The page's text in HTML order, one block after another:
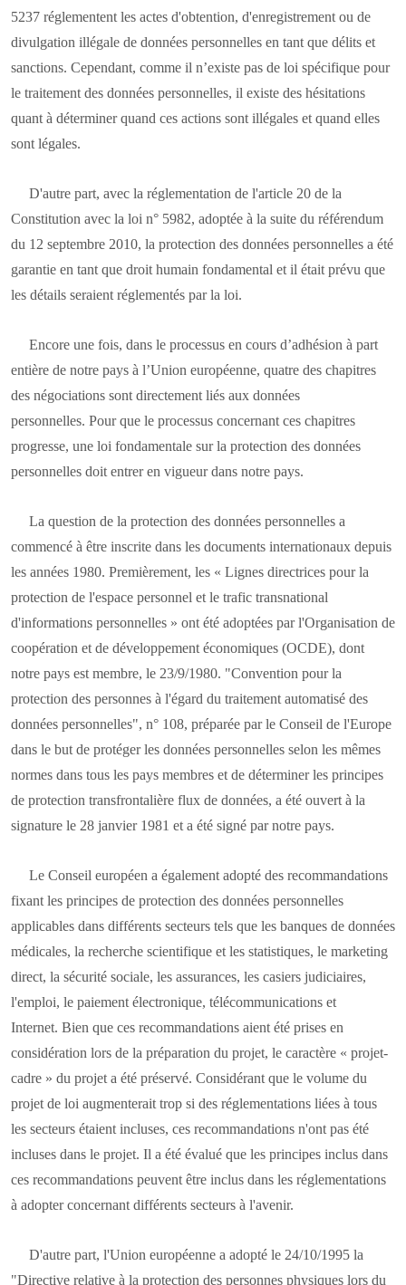
5237 réglementent les actes d'obtention, d'enregistrement ou de
divulgation illégale de données personnelles en tant que délits et
sanctions. Cependant, comme il n’existe pas de loi spécifique pour
le traitement des données personnelles, il existe des hésitations
quant à déterminer quand ces actions sont illégales et quand elles
sont légales.
D'autre part, avec la réglementation de l'article 20 de la
Constitution avec la loi n° 5982, adoptée à la suite du référendum
du 12 septembre 2010, la protection des données personnelles a été
garantie en tant que droit humain fondamental et il était prévu que
les détails seraient réglementés par la loi.
Encore une fois, dans le processus en cours d’adhésion à part
entière de notre pays à l’Union européenne, quatre des chapitres
des négociations sont directement liés aux données
personnelles. Pour que le processus concernant ces chapitres
progresse, une loi fondamentale sur la protection des données
personnelles doit entrer en vigueur dans notre pays.
La question de la protection des données personnelles a
commencé à être inscrite dans les documents internationaux depuis
les années 1980. Premièrement, les « Lignes directrices pour la
protection de l'espace personnel et le trafic transnational
d'informations personnelles » ont été adoptées par l'Organisation de
coopération et de développement économiques (OCDE), dont
notre pays est membre, le 23/9/1980. "Convention pour la
protection des personnes à l'égard du traitement automatisé des
données personnelles", n° 108, préparée par le Conseil de l'Europe
dans le but de protéger les données personnelles selon les mêmes
normes dans tous les pays membres et de déterminer les principes
de protection transfrontalière flux de données, a été ouvert à la
signature le 28 janvier 1981 et a été signé par notre pays.
Le Conseil européen a également adopté des recommandations
fixant les principes de protection des données personnelles
applicables dans différents secteurs tels que les banques de données
médicales, la recherche scientifique et les statistiques, le marketing
direct, la sécurité sociale, les assurances, les casiers judiciaires,
l'emploi, le paiement électronique, télécommunications et
Internet. Bien que ces recommandations aient été prises en
considération lors de la préparation du projet, le caractère « projet-
cadre » du projet a été préservé. Considérant que le volume du
projet de loi augmenterait trop si des réglementations liées à tous
les secteurs étaient incluses, ces recommandations n'ont pas été
incluses dans le projet. Il a été évalué que les principes inclus dans
ces recommandations peuvent être inclus dans les réglementations
à adopter concernant différents secteurs à l'avenir.
D'autre part, l'Union européenne a adopté le 24/10/1995 la
"Directive relative à la protection des personnes physiques lors du